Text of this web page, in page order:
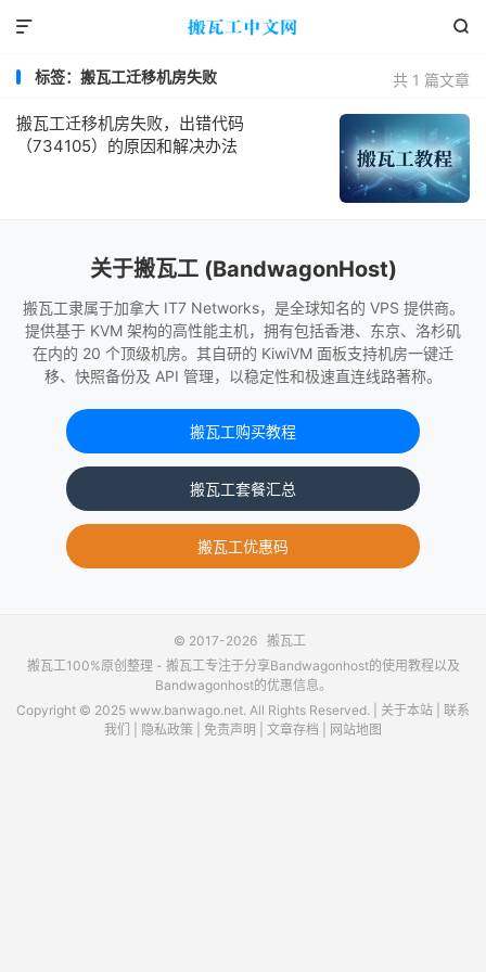


共 1 篇文章
标签：搬瓦工迁移机房失败
搬瓦工迁移机房失败，出错代码
（734105）的原因和解决办法
关于搬瓦工 (BandwagonHost)
搬瓦工隶属于加拿大 IT7 Networks，是全球知名的 VPS 提供商。
提供基于 KVM 架构的高性能主机，拥有包括香港、东京、洛杉矶
在内的 20 个顶级机房。其自研的 KiwiVM 面板支持机房一键迁
移、快照备份及 API 管理，以稳定性和极速直连线路著称。
搬瓦工购买教程
搬瓦工套餐汇总
搬瓦工优惠码
© 2017-2026 搬瓦工
搬瓦工100%原创整理 - 搬瓦工专注于分享Bandwagonhost的使用教程以及
Bandwagonhost的优惠信息。
Copyright © 2025 www.banwago.net. All Rights Reserved. | 关于本站
联系
我们
隐私政策 免责声明 文章存档 网站地图